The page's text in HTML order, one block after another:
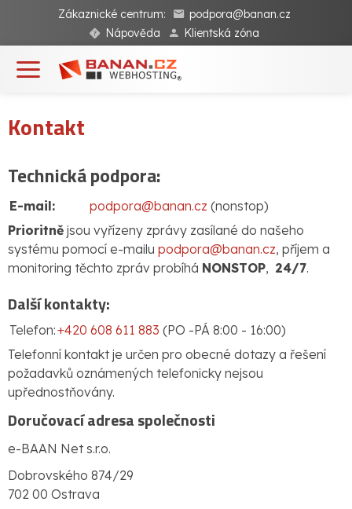
Zákaznické centrum:
podpora@banan.cz
Nápověda
Klientská zóna
Kontakt
Technická podpora:
E-mail: podpora@banan.cz (nonstop)
Prioritně jsou vyřízeny zprávy zasílané do našeho
systému pomocí e-mailu podpora@banan.cz, příjem a
monitoring těchto zpráv probíhá NONSTOP, 24/7.
Další kontakty:
Telefon:+420 608 611 883 (PO -PÁ 8:00 - 16:00)
Telefonní kontakt je určen pro obecné dotazy a řešení
požadavků oznámených telefonicky nejsou
upřednostňovány.
Doručovací adresa společnosti
e-BAAN Net s.r.o.
Dobrovského 874/29
702 00 Ostrava